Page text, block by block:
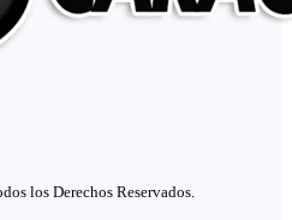
los Derechos Reservados.